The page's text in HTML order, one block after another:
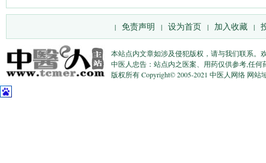
| 免责声明 | 设为首页 | 加入收藏 |
本站点内文章如涉及侵犯版权，请与我们联系。
中医人忠告：站点内之医案、用药仅供参考,任
版权所有 Copyright© 2005-2021 中医人网络 网站